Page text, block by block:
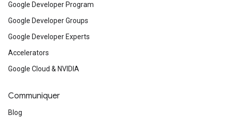
Google Developer Program
Google Developer Groups
Google Developer Experts
Accelerators
Google Cloud & NVIDIA
Communiquer
Blog